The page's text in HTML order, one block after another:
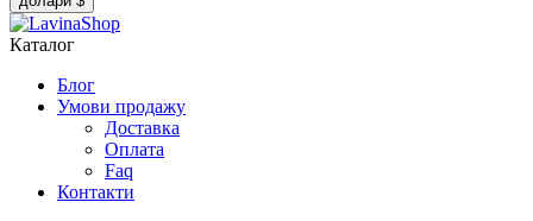
Каталог
Блог
Умови продажу
Доставка
Оплата
Faq
Контакти